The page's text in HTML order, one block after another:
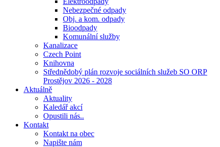
Nebezpečné odpady
Obj. a kom. odpady
Bioodpady
Komunální služby
Kanalizace
Czech Point
Knihovna
Střednědobý plán rozvoje sociálních služeb SO ORP
Prostějov 2026 - 2028
Aktuálně
Aktuality
Kaledář akcí
Opustili nás..
Kontakt
Kontakt na obec
Napište nám